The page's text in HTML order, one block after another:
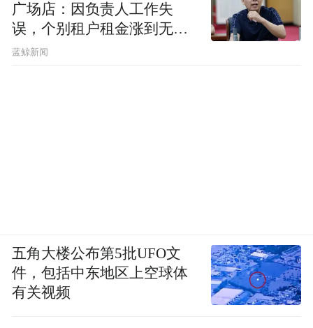
广场店：因负责人工作失
误，个别租户租金涨到无法
想象
蓝鲸新闻
五角大楼公布第5批UFO文
件，包括中东地区上空球体
有关视频